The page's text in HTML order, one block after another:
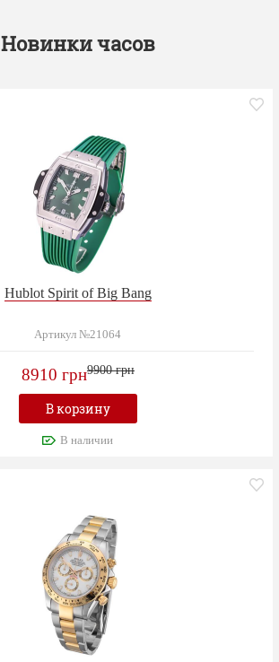
Новинки часов
Hublot Spirit of Big Bang
Артикул №21064
8910 грн9900 грн
В корзину
В наличии